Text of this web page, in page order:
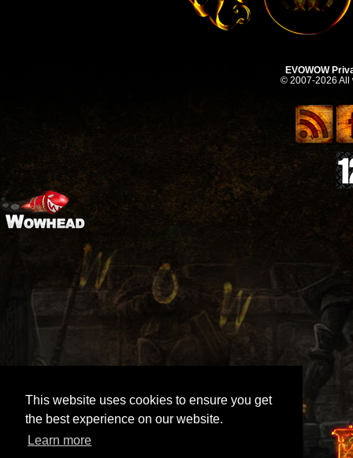
This website uses cookies to ensure you get
the best experience on our website.
Learn more
EVOWOW
© 2007-2026 All